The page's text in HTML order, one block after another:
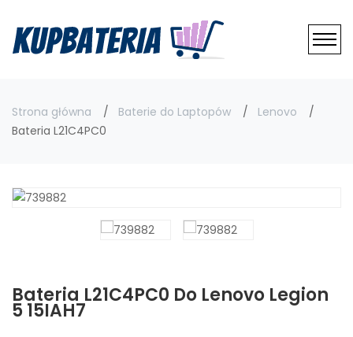
Strona główna Baterie do Laptopów
Lenovo
Bateria L21C4PC0
Bateria L21C4PC0 Do Lenovo Legion
5 15IAH7